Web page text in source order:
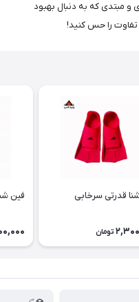
و مبتدی که به دنبال بهبود
تفاوت را حس کنید!
قدرتی سرخابی
تومان
فین